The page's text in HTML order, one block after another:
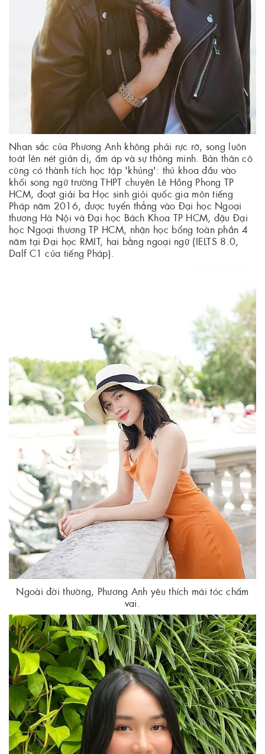
Nhan sắc của Phương Anh không phải rực rỡ, song luôn
toát lên nét giản dị, ấm áp và sự thông minh. Bản thân cô
cũng có thành tích học tập 'khủng': thủ khoa đầu vào
khối song ngữ trường THPT chuyên Lê Hồng Phong TP
HCM, đoạt giải ba Học sinh giỏi quốc gia môn tiếng
Pháp năm 2016, được tuyển thẳng vào Đại học Ngoại
thương Hà Nội và Đại học Bách Khoa TP HCM, đậu Đại
học Ngoại thương TP HCM, nhận học bổng toàn phần 4
năm tại Đại học RMIT, hai bằng ngoại ngữ (IELTS 8.0,
Dalf C1 của tiếng Pháp).
Ngoài đời thường, Phương Anh yêu thích mái tóc chấm
vai.